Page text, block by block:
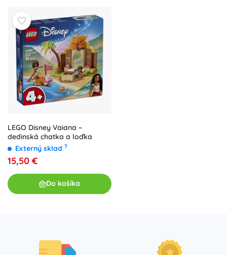
LEGO Disney Vaiana –
dedinská chatka a loďka
Externý sklad ?
15,50 €
Do košíka